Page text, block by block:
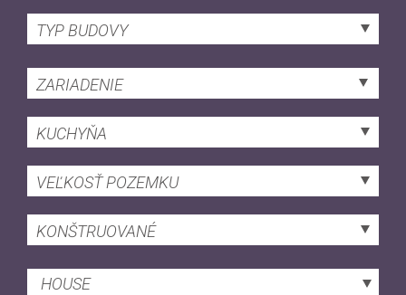
TYP BUDOVY
ZARIADENIE
KUCHYŇA
VEĽKOSŤ POZEMKU
KONŠTRUOVANÉ
HOUSE